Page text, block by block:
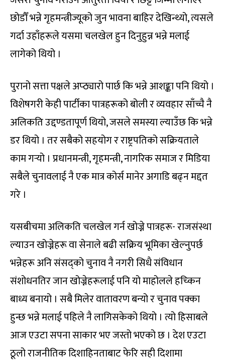
छोडौँ भन्ने गृहमन्त्रीज्यूको जुन भावना बाहिर देखिन्थ्यो, त्यसले
गर्दा उहाँहरूले यसमा चलखेल हुन दिनुहुन्न भन्ने मलाई
लागेको थियो ।
पुरानो सत्ता पक्षले अप्ठ्यारो पार्छ कि भन्ने आशङ्का पनि थियो ।
विशेषगरी केही पार्टीका पात्रहरूको बोली र व्यवहार साँच्चै नै
अलिकति उद्दण्डतापूर्ण थियो, जसले समस्या ल्याउँछ कि भन्ने
डर थियो । तर सबैको सहयोग र राष्ट्रपतिको सक्रियताले
काम गर्‍यो । प्रधानमन्त्री, गृहमन्त्री, नागरिक समाज र मिडिया
सबैले चुनावलाई नै एक मात्र कोर्स मानेर अगाडि बढ्न मद्दत
गरे ।
यसबीचमा अलिकति चलखेल गर्न खोज्ने पात्रहरू- राजसंस्था
ल्याउन खोज्नेहरू वा सेनाले बढी सक्रिय भूमिका खेल्नुपर्छ
भन्नेहरू अनि संसद्को चुनाव नै नगरी सिधै संविधान
संशोधनतिर जान खोज्नेहरूलाई पनि यो माहोलले हच्किन
बाध्य बनायो । सबै मिलेर वातावरण बन्यो र चुनाव पक्का
हुन्छ भन्ने मलाई पहिले नै लागिसकेको थियो । त्यो हिसाबले
आज एउटा सपना साकार भए जस्तो भएको छ । देश एउटा
ठूलो राजनीतिक दिशाहिनताबाट फेरि सही दिशामा